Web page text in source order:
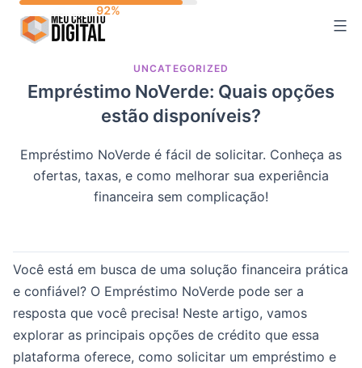
UNCATEGORIZED
Empréstimo NoVerde: Quais opções
estão disponíveis?
Empréstimo NoVerde é fácil de solicitar. Conheça as
ofertas, taxas, e como melhorar sua experiência
financeira sem complicação!
Você está em busca de uma solução financeira prática
e confiável? O Empréstimo NoVerde pode ser a
resposta que você precisa! Neste artigo, vamos
explorar as principais opções de crédito que essa
plataforma oferece, como solicitar um empréstimo e